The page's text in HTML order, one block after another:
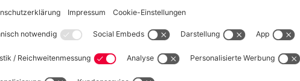
wieder zurückrollten. Es war atemberaubend! „Jeder hat
alles drumherum ist Wahnsinn“, meinte Konrad Laimer: „Das
öfter passieren.“
ATEMBERAUBEND ATMOSPHÄRE